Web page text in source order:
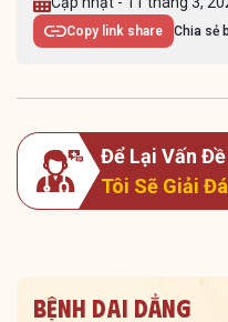
Copy link share Chia sẻ
Để Lại Vấn
Tôi Sẽ Giải
Bệnh dai dẳng